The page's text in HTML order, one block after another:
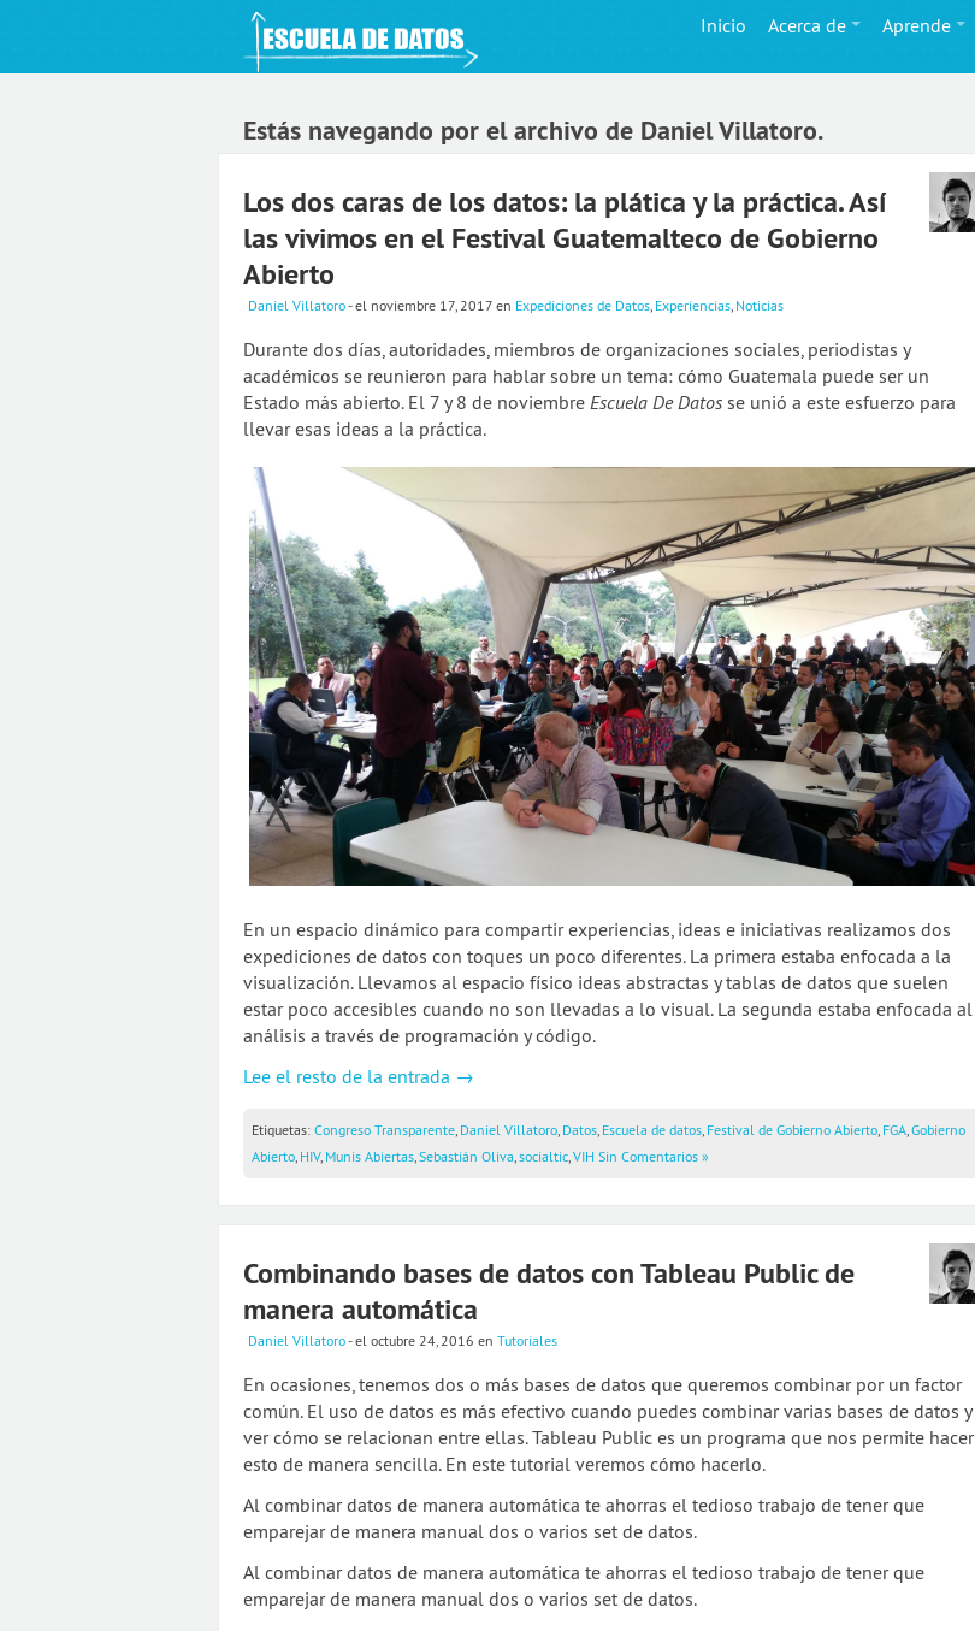
An Open Knowledge Foundation Site Inicio Acerca de Aprende
Estás navegando por el archivo de Daniel Villatoro.
Los dos caras de los datos: la plática y la práctica. Así
las vivimos en el Festival Guatemalteco de Gobierno
Abierto
Daniel Villatoro- el noviembre 17, 2017 en Expediciones de Datos, Experiencias, Noticias
Durante dos días, autoridades, miembros de organizaciones sociales, periodistas y
académicos se reunieron para hablar sobre un tema: cómo Guatemala puede ser un
Estado más abierto. El 7 y 8 de noviembre Escuela De Datos se unió a este esfuerzo para
llevar esas ideas a la práctica.
En un espacio dinámico para compartir experiencias, ideas e iniciativas realizamos dos
expediciones de datos con toques un poco diferentes. La primera estaba enfocada a la
visualización. Llevamos al espacio físico ideas abstractas y tablas de datos que suelen
estar poco accesibles cuando no son llevadas a lo visual. La segunda estaba enfocada al
análisis a través de programación y código.
Lee el resto de la entrada →
Etiquetas: Congreso Transparente, Daniel Villatoro, Datos, Escuela de datos, Festival de Gobierno Abierto, FGA,Gobierno
Abierto, HIV, Munis Abiertas,Sebastián Oliva,socialtic,VIH Sin Comentarios »
Combinando bases de datos con Tableau Public de
manera automática
Daniel Villatoro- el octubre 24, 2016 en Tutoriales
En ocasiones, tenemos dos o más bases de datos que queremos combinar por un factor
común. El uso de datos es más efectivo cuando puedes combinar varias bases de datos y
ver cómo se relacionan entre ellas. Tableau Public es un programa que nos permite hacer
esto de manera sencilla. En este tutorial veremos cómo hacerlo.
Al combinar datos de manera automática te ahorras el tedioso trabajo de tener que
emparejar de manera manual dos o varios set de datos.
Al combinar datos de manera automática te ahorras el tedioso trabajo de tener que
emparejar de manera manual dos o varios set de datos.